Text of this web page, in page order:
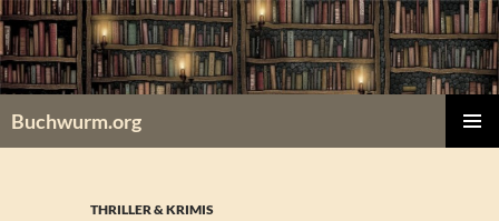
Zum
Inhalt
springen
Buchwurm.org
THRILLER & KRIMIS